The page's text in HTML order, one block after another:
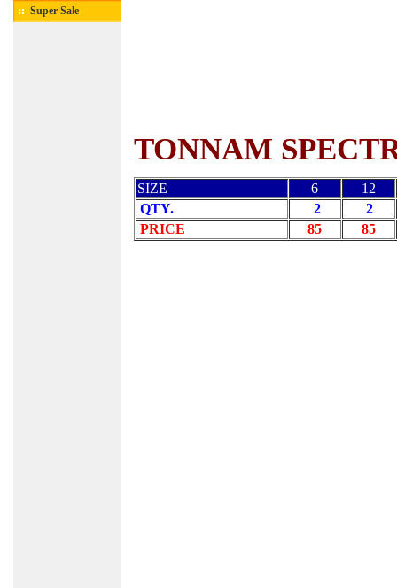
Super Sale
TONNAM
SIZE 6
12
QTY.
2
2
PRICE
85 85